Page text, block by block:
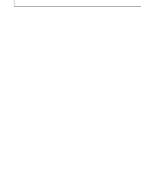
ลดต้นทุนจริงหรือ?